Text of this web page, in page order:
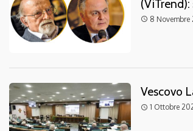
access_time 8 Novembre
Vescovo
access_time 1 Ottobre